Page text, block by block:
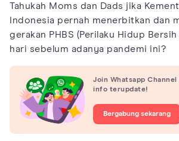
Tahukah Moms dan Dads jika
Indonesia pernah menerbitkan dan
gerakan PHBS (Perilaku Hidup
hari sebelum adanya pandemi ini?
Join Whatsapp
info terupdate!
Bergabung sekarang